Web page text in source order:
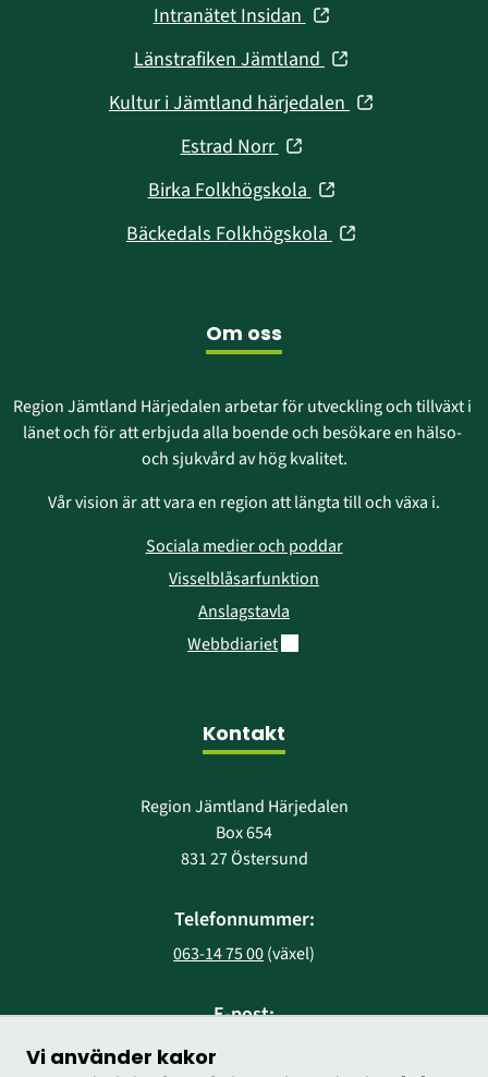
Vi använder kakor
nytt
fönster)
Intranätet Insidan (öppnas
nytt
fönster)
Länstrafiken Jämtland (öppnas
nytt
Kultur i Jämtland härjedalen (öppnas
Estrad Norr (öppnas
nytt
fönster)
Birka Folkhögskola (öppnas
nytt
Bäckedals Folkhögskola (öppnas
Om oss
Region Jämtland Härjedalen arbetar för utveckling och tillväxt i
länet och för att erbjuda alla boende och besökare en hälso-
och sjukvård av hög kvalitet.
Vår vision är att vara en region att längta till och växa i.
Sociala medier och poddar
Visselblåsarfunktion
Anslagstavla
WebbdiarietLänk till annan webbplats.
Kontakt
Region Jämtland Härjedalen
Box 654
831 27 Östersund
Telefonnummer:
063-14 75 00 (växel)
E-post:
region@regionjh.se